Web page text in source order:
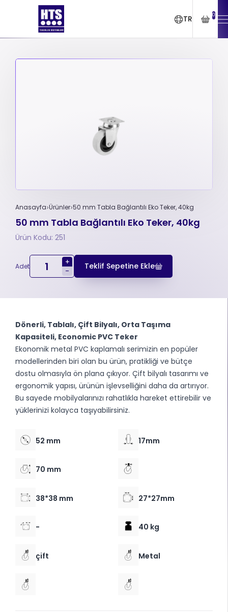
TR 0
Anasayfa Ürünler 50 mm Tabla Bağlantılı Eko Teker, 40kg
50 mm Tabla Bağlantılı Eko Teker, 40kg
Ürün Kodu: 251
Adet
+
-
Teklif Sepetine Ekle
Dönerli, Tablalı, Çift Bilyalı, Orta Taşıma
Kapasiteli, Economic PVC Teker
Ekonomik metal PVC kaplamalı serimizin en popüler
modellerinden biri olan bu ürün, pratikliği ve bütçe
dostu olmasıyla ön plana çıkıyor. Çift bilyalı tasarımı ve
ergonomik yapısı, ürünün işlevselliğini daha da artırıyor.
Bu sayede mobilyalarınızı rahatlıkla hareket ettirebilir ve
yüklerinizi kolayca taşıyabilirsiniz.
52 mm 17mm
70 mm
38*38 mm 27*27mm
- 40 kg
çift Metal